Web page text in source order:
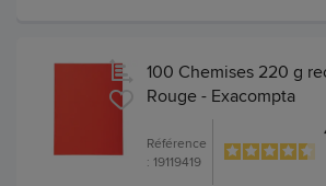
100 Chemises 220 g
Rouge - Exacompta
Référence
: 19119419